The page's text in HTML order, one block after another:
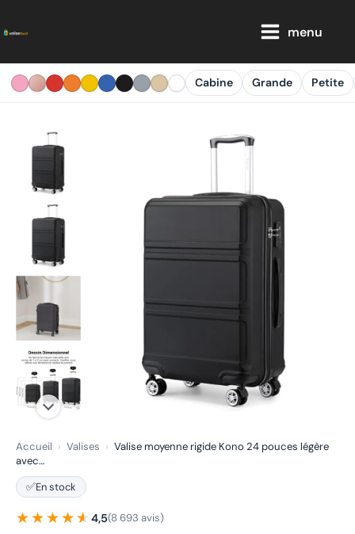
au
menu
Cabine Grande Petite
Accueil › Valises › Valise moyenne rigide Kono 24 pouces légère
avec…
✅En stock
★★★★★
★★★★★ 4,5(8 693 avis)